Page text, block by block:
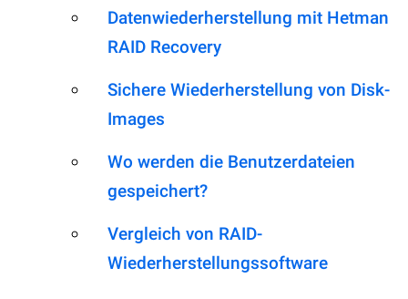
Datenwiederherstellung mit Hetman
RAID Recovery
Sichere Wiederherstellung von Disk-
Images
Wo werden die Benutzerdateien
gespeichert?
Vergleich von RAID-
Wiederherstellungssoftware